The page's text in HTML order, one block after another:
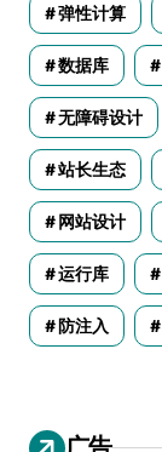
弹性计算
数据库
无障碍设计
站长生态
网站设计
运行库
防注入